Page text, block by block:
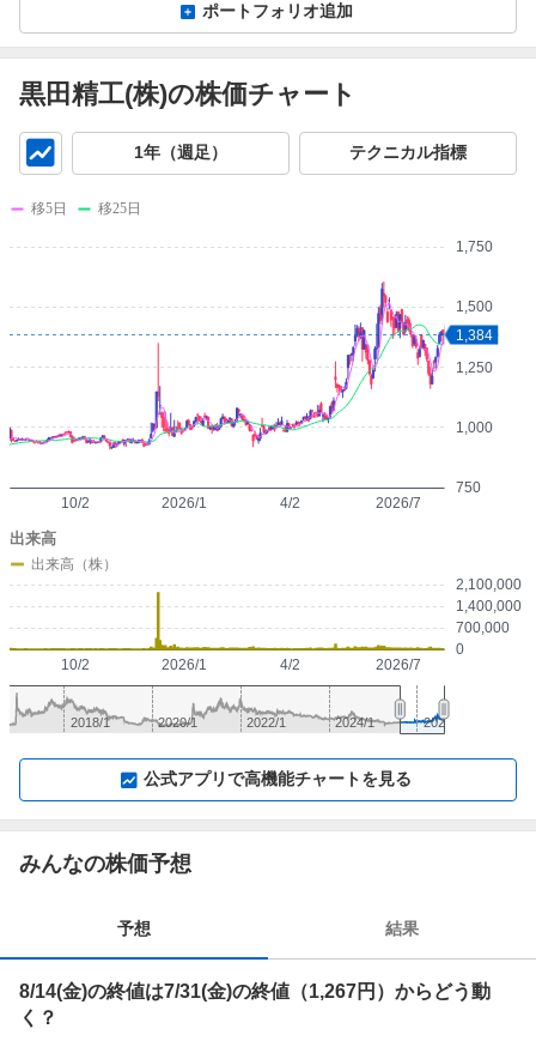
ポートフォリオ追加
黒田精工(株)の株価チャート
1年（週足） テクニカル指標
750
1,000
1,250
1,500
1,750
2026/1 2026/7
10/2 4/2
1,384
移5日 移25日
0
700,000
1,400,000
2,100,000
2026/1 2026/7
10/2 4/2
出来高
出来高（株）
2020/1 2024/1
2018/1 2022/1 2026/1
公式アプリで高機能チャートを見る
みんなの株価予想
予想 結果
8/14(金)の終値は7/31(金)の終値（1,267円）からどう動
く？